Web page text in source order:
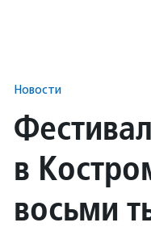
Новости
в
восьми